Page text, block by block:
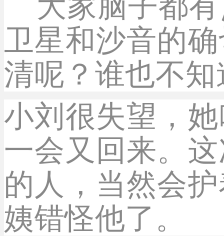
大家脑子都有
卫星和沙音的
清呢？谁也不
小刘很失望，
一会又回来。
的人，当然会
姨错怪他了。